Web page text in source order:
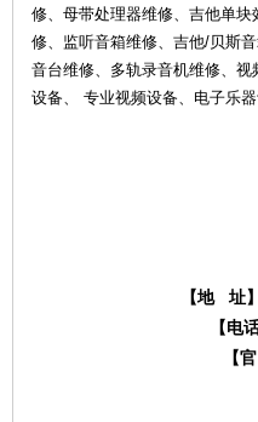
修、母带处理器维修、吉他单
修、监听音箱维修、吉他/贝斯
音台维修、多轨录音机维修、
设备、 专业视频设备、电子乐
【地 址】
【电
【